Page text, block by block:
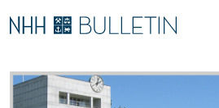
N
O
EO
Ø
K Stipendiater og nye forskerprofiler